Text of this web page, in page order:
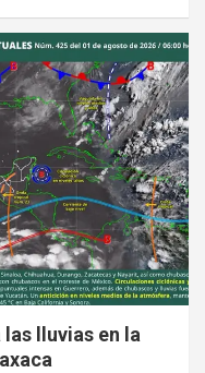
lluvias en la